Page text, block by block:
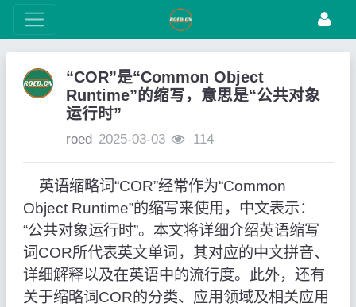
“COR”是“Common Object
Runtime”的缩写，意思是“公共对象
运行时”
roed 2025-03-03 114
英语缩略词“COR”经常作为“Common
Object Runtime”的缩写来使用，中文表示：
“公共对象运行时”。本文将详细介绍英语缩写
词COR所代表英文单词，其对应的中文拼音、
详细解释以及在英语中的流行度。此外，还有
关于缩略词COR的分类、应用领域及相关应用